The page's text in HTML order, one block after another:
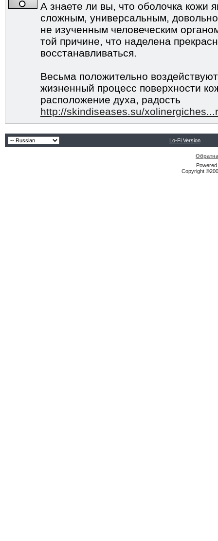
А знаете ли вы, что оболочка кожи
сложным, универсальным,
не изученным человеческим
той причине, что наделена
восстанавливаться.
Весьма положительно
жизненный процесс поверхности
расположение духа, радость
http://skindiseases.su/
Lo-Fi Version
Copyright